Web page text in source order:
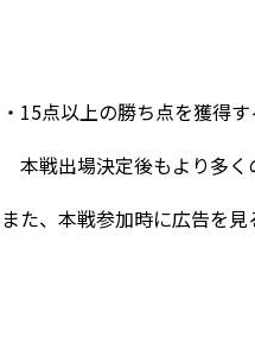
・15点以上の勝ち点を獲得す
本戦出場決定後もより多く
また、本戦参加時に広告を